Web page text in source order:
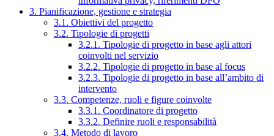
3. Pianificazione, gestione e strategia
3.1. Obiettivi del progetto
3.2. Tipologie di progetti
3.2.1. Tipologie di progetto in base agli attori
coinvolti nel servizio
3.2.2. Tipologie di progetto in base al focus
3.2.3. Tipologie di progetto in base all’ambito di
intervento
3.3. Competenze, ruoli e figure coinvolte
3.3.1. Coordinatore di progetto
3.3.2. Definire ruoli e responsabilità
3.4. Metodo di lavoro